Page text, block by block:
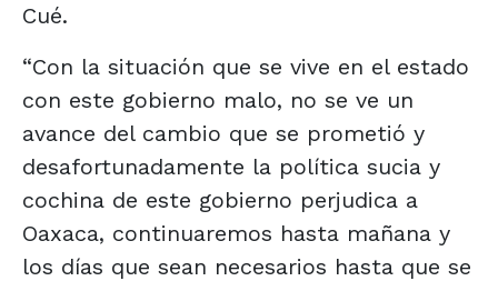
Cué.
“Con la situación que se vive en el estado
con este gobierno malo, no se ve un
avance del cambio que se prometió y
desafortunadamente la política sucia y
cochina de este gobierno perjudica a
Oaxaca, continuaremos hasta mañana y
los días que sean necesarios hasta que se